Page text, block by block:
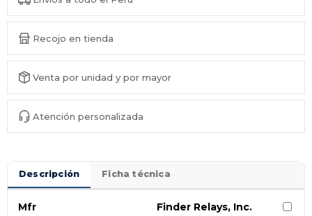
Recojo en tienda
Venta por unidad y por mayor
Atención personalizada
Descripción Ficha técnica
Mfr
Finder Relays, Inc.